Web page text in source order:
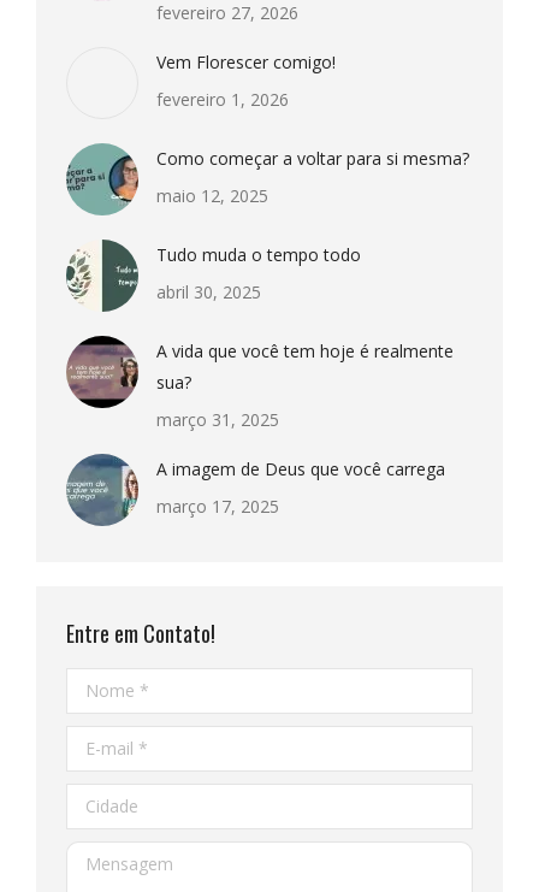
fevereiro 27, 2026
Vem Florescer comigo!
fevereiro 1, 2026
Como começar a voltar para si mesma?
maio 12, 2025
Tudo muda o tempo todo
abril 30, 2025
A vida que você tem hoje é realmente
sua?
março 31, 2025
A imagem de Deus que você carrega
março 17, 2025
Entre em Contato!
Nome *
E-mail *
Cidade
Mensagem